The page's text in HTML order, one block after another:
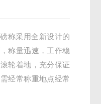
称采用全新设计的
称量迅速，工作稳
轮着地，充分保证
经常称重地点经常